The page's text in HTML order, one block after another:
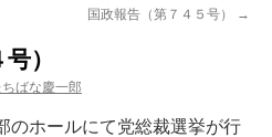
国政報告（第７４５号） →
）
ちばな慶一郎
ホールにて党総裁選挙が行